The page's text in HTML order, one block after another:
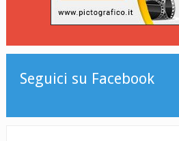
Seguici su Facebook